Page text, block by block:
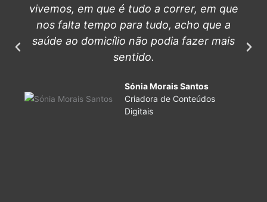
vivemos, em que é tudo a correr, em que
nos falta tempo para tudo, acho que a
saúde ao domicílio não podia fazer mais
sentido.
Sónia Morais Santos
Criadora de Conteúdos
Digitais